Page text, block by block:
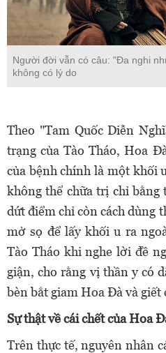
Người đời vẫn có câu: "Đa nghi
không có lý do
Theo "Tam Quốc Diễn
trạng của Tào Tháo, Hoa
của bệnh chính là một khối
không thể chữa trị chỉ bằng
dứt điểm chỉ còn cách dùng
mở sọ để lấy khối u ra
Tào Tháo khi nghe lời đề
giận, cho rằng vị thần y có
bèn bắt giam Hoa Đà và giết
Sự thật về cái chết của Hoa
Trên thực tế, nguyên nhân